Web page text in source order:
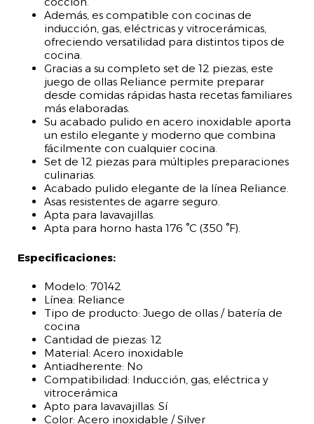
Además, es compatible con cocinas de
inducción, gas, eléctricas y vitrocerámicas,
ofreciendo versatilidad para distintos tipos de
cocina.
Gracias a su completo set de 12 piezas, este
juego de ollas Reliance permite preparar
desde comidas rápidas hasta recetas familiares
más elaboradas.
Su acabado pulido en acero inoxidable aporta
un estilo elegante y moderno que combina
fácilmente con cualquier cocina.
Set de 12 piezas para múltiples preparaciones
culinarias.
Acabado pulido elegante de la línea Reliance.
Asas resistentes de agarre seguro.
Apta para lavavajillas.
Apta para horno hasta 176 °C (350 °F).
Especificaciones:
Modelo: 70142
Línea: Reliance
Tipo de producto: Juego de ollas / batería de
cocina
Cantidad de piezas: 12
Material: Acero inoxidable
Antiadherente: No
Compatibilidad: Inducción, gas, eléctrica y
vitrocerámica
Apto para lavavajillas: Sí
Color: Acero inoxidable / Silver